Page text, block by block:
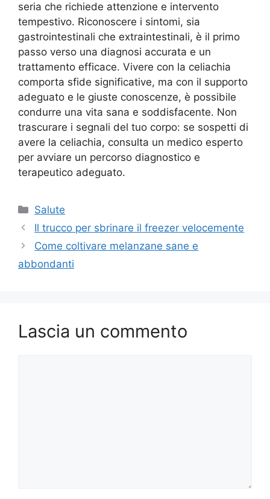
seria che richiede attenzione e intervento
tempestivo. Riconoscere i sintomi, sia
gastrointestinali che extraintestinali, è il primo
passo verso una diagnosi accurata e un
trattamento efficace. Vivere con la celiachia
comporta sfide significative, ma con il supporto
adeguato e le giuste conoscenze, è possibile
condurre una vita sana e soddisfacente. Non
trascurare i segnali del tuo corpo: se sospetti di
avere la celiachia, consulta un medico esperto
per avviare un percorso diagnostico e
terapeutico adeguato.
Categorie
Salute
Il trucco per sbrinare il freezer velocemente
Come coltivare melanzane sane e
abbondanti
Lascia un commento